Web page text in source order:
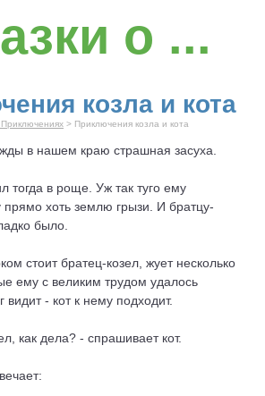
о ...
козла и кота
Приключениях > Приключения козла и кота
в нашем краю страшная засуха.
тогда в роще. Уж так туго ему
прямо хоть землю грызи. И братцу-
было.
стоит братец-козел, жует несколько
ему с великим трудом удалось
видит - кот к нему подходит.
как дела? - спрашивает кот.